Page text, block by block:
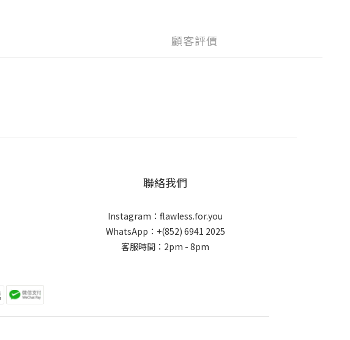
顧客評價
聯絡我們
Instagram：flawless.for.you
WhatsApp：+(852) 6941 2025
客服時間：2pm - 8pm